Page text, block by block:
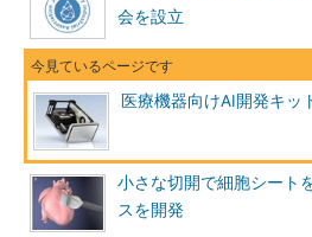
会を設立
医療機器向けAI開発キッ
小さな切開で細胞シート
スを開発